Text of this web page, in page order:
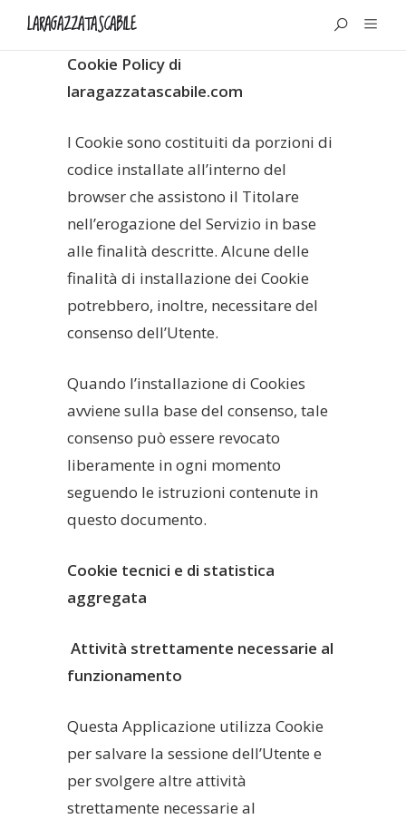
LARAGAZZATASCABILE
Cookie Policy di
laragazzatascabile.com
I Cookie sono costituiti da porzioni di
codice installate all’interno del
browser che assistono il Titolare
nell’erogazione del Servizio in base
alle finalità descritte. Alcune delle
finalità di installazione dei Cookie
potrebbero, inoltre, necessitare del
consenso dell’Utente.
Quando l’installazione di Cookies
avviene sulla base del consenso, tale
consenso può essere revocato
liberamente in ogni momento
seguendo le istruzioni contenute in
questo documento.
Cookie tecnici e di statistica
aggregata
Attività strettamente necessarie al
funzionamento
Questa Applicazione utilizza Cookie
per salvare la sessione dell’Utente e
per svolgere altre attività
strettamente necessarie al